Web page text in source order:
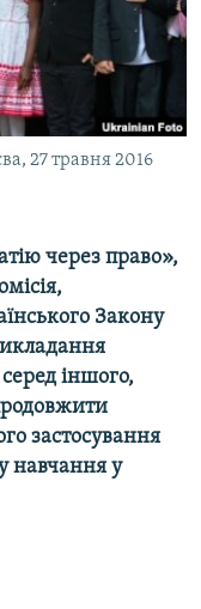
27 травня 2016
через право»,
Закону
іншого,
застосування
навчання у